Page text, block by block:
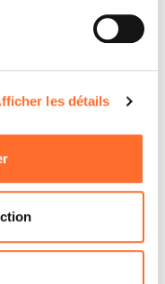
les détails
?*